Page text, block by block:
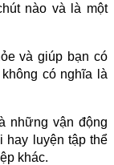
nào và là một
và giúp bạn có
có nghĩa là
những vận động
hay luyện tập thể
khác.